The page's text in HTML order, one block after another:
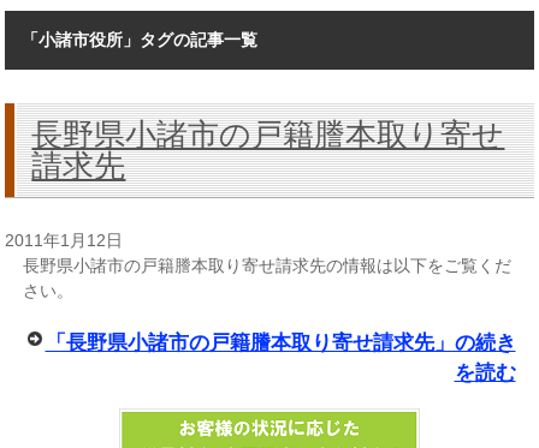
「小諸市役所」タグの記事一覧
長野県小諸市の戸籍謄本取り寄せ
請求先
2011年1月12日
長野県小諸市の戸籍謄本取り寄せ請求先の情報は以下をご覧くだ
さい。
「長野県小諸市の戸籍謄本取り寄せ請求先」の続き
を読む